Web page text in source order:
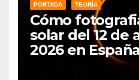
PORTADA TEORÍA
Cómo
solar del 12 de
2026 en España